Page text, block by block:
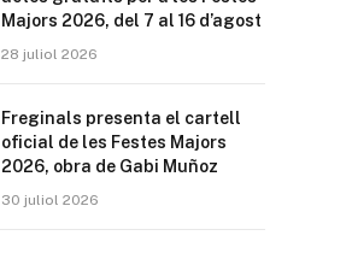
Majors 2026, del 7 al 16 d’agost
28 juliol 2026
Freginals presenta el cartell
oficial de les Festes Majors
2026, obra de Gabi Muñoz
30 juliol 2026